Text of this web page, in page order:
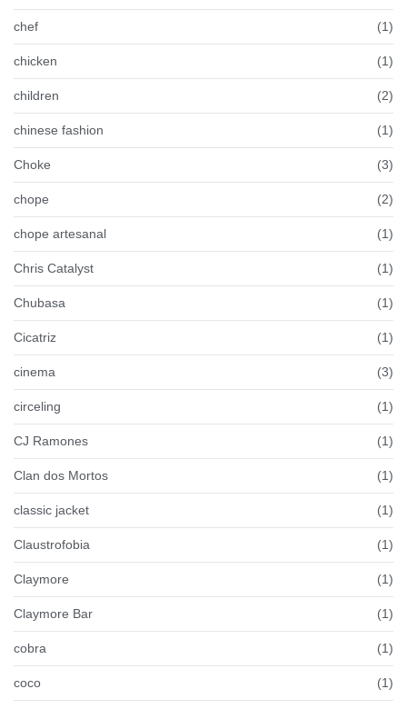
chef (1)
chicken (1)
children (2)
chinese fashion (1)
Choke (3)
chope (2)
chope artesanal (1)
Chris Catalyst (1)
Chubasa (1)
Cicatriz (1)
cinema (3)
circeling (1)
CJ Ramones (1)
Clan dos Mortos (1)
classic jacket (1)
Claustrofobia (1)
Claymore (1)
Claymore Bar (1)
cobra (1)
coco (1)